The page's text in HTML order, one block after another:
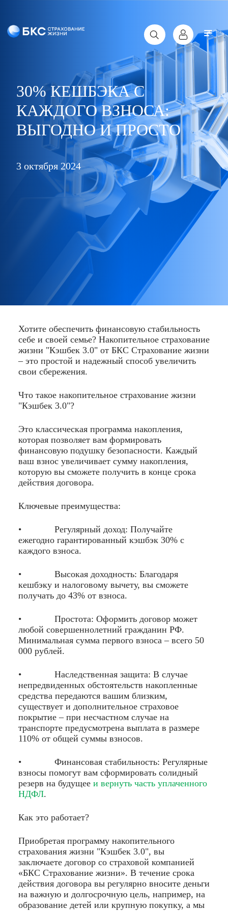
30% КЕШБЭКА С
КАЖДОГО ВЗНОСА:
ВЫГОДНО И ПРОСТО
3 октября 2024
Хотите обеспечить финансовую стабильность
себе и своей семье? Накопительное страхование
жизни "Кэшбек 3.0" от БКС Страхование жизни
– это простой и надежный способ увеличить
свои сбережения.
Что такое накопительное страхование жизни
"Кэшбек 3.0"?
Это классическая программа накопления,
которая позволяет вам формировать
финансовую подушку безопасности. Каждый
ваш взнос увеличивает сумму накопления,
которую вы сможете получить в конце срока
действия договора.
Ключевые преимущества:
• Регулярный доход: Получайте
ежегодно гарантированный кэшбэк 30% с
каждого взноса.
• Высокая доходность: Благодаря
кешбэку и налоговому вычету, вы сможете
получать до 43% от взноса.
• Простота: Оформить договор может
любой совершеннолетний гражданин РФ.
Минимальная сумма первого взноса – всего 50
000 рублей.
• Наследственная защита: В случае
непредвиденных обстоятельств накопленные
средства передаются вашим близким,
существует и дополнительное страховое
покрытие – при несчастном случае на
транспорте предусмотрена выплата в размере
110% от общей суммы взносов.
• Финансовая стабильность: Регулярные
взносы помогут вам сформировать солидный
резерв на будущее и вернуть часть уплаченного
НДФЛ.
Как это работает?
Приобретая программу накопительного
страхования жизни "Кэшбек 3.0", вы
заключаете договор со страховой компанией
«БКС Страхование жизни». В течение срока
действия договора вы регулярно вносите деньги
на важную и долгосрочную цель, например, на
образование детей или крупную покупку, а мы